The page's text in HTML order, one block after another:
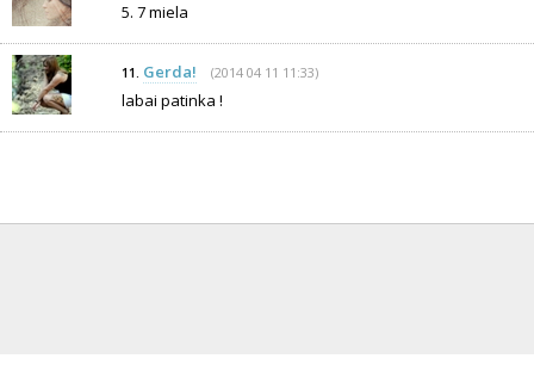
5. 7 miela
11. Gerda! (2014 04 11 11:33)
labai patinka !